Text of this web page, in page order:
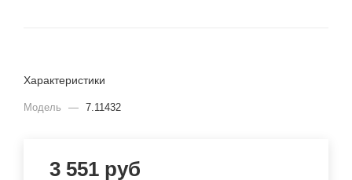
Характеристики
Модель — 7.11432
3 551 руб